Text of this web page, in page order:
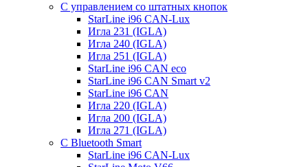
С управлением со штатных кнопок
StarLine i96 CAN-Lux
Игла 231 (IGLA)
Игла 240 (IGLA)
Игла 251 (IGLA)
StarLine i96 CAN eco
StarLine i96 CAN Smart v2
StarLine i96 CAN
Игла 220 (IGLA)
Игла 200 (IGLA)
Игла 271 (IGLA)
С Bluetooth Smart
StarLine i96 CAN-Lux